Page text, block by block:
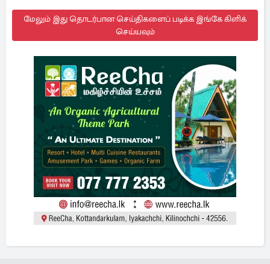
மேலும் இது தொடர்பான செய்திகளைப் படிக்க இங்கே கிளிக்
செய்யவும்